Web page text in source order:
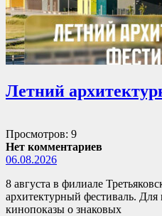
Летний
Просмотров: 9
Нет комментариев
06.08.2026
8 августа в филиале
архитектурный фестиваль. Для
кинопоказы о знаковых